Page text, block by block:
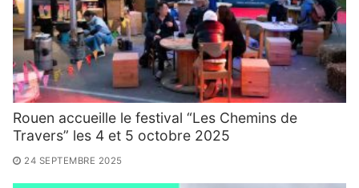
Rouen accueille le festival “Les Chemins de
Travers” les 4 et 5 octobre 2025
24 SEPTEMBRE 2025